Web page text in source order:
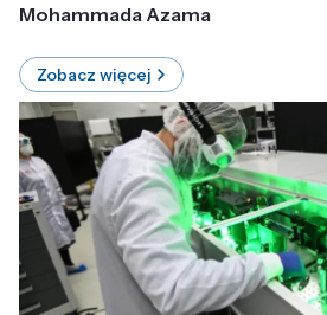
Mohammada Azama
Zobacz więcej